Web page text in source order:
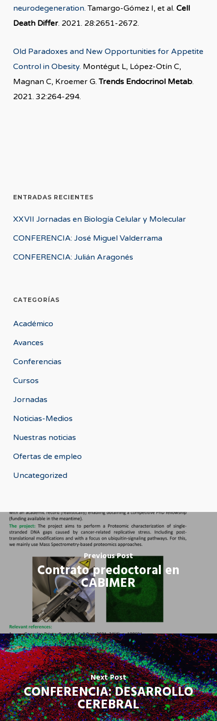
neurodegeneration. Tamargo-Gómez I, et al. Cell
Death Differ. 2021. 28:2651-2672.
Old Paradoxes and New Opportunities for Appetite
Control in Obesity. Montégut L, López-Otín C,
Magnan C, Kroemer G.Trends Endocrinol Metab.
2021. 32:264-294.
ENTRADAS RECIENTES
XXVII Jornadas en Biología Celular y Molecular
CONFERENCIA: José Miguel Valderrama
CONFERENCIA: Julián Aragonés
CATEGORÍAS
Académico
Avances
Conferencias
Cursos
Jornadas
Noticias-Medios
Nuestras noticias
Ofertas de empleo
Uncategorized
Previous Post
Contrato predoctoral en
CABIMER
Next Post
CONFERENCIA: DESARROLLO
CEREBRAL